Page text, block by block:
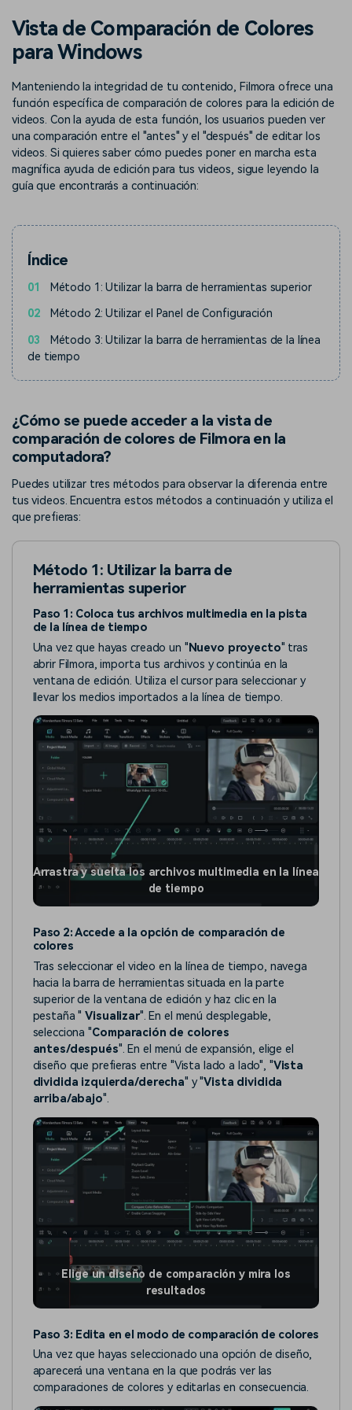
Inspírate con Filmora
Encuentra aquí lo que otros
Taller creativo
video
Centro de creadores
Muestra tu creatividad sin
límites con el Centro de
Plantillas en español
Explora las plantillas de video
editables diseñadas para
Afíliate
nivel empresarial
Soporte
Conocimiento
Vista de Comparación de Colores
para Windows
Manteniendo la integridad de tu contenido, Filmora ofrece una
función específica de comparación de colores para la edición de
videos. Con la ayuda de esta función, los usuarios pueden ver
una comparación entre el "antes" y el "después" de editar los
videos. Si quieres saber cómo puedes poner en marcha esta
magnífica ayuda de edición para tus videos, sigue leyendo la
guía que encontrarás a continuación:
Índice
01 Método 1: Utilizar la barra de herramientas superior
02 Método 2: Utilizar el Panel de Configuración
03
Método 3: Utilizar la barra de herramientas de la línea
de tiempo
¿Cómo se puede acceder a la vista de
comparación de colores de Filmora en la
computadora?
Puedes utilizar tres métodos para observar la diferencia entre
tus videos. Encuentra estos métodos a continuación y utiliza el
que prefieras:
Método 1: Utilizar la barra de
herramientas superior
Paso 1: Coloca tus archivos multimedia en la pista
de la línea de tiempo
Una vez que hayas creado un " Nuevo proyecto" tras
abrir Filmora, importa tus archivos y continúa en la
ventana de edición. Utiliza el cursor para seleccionar y
llevar los medios importados a la línea de tiempo.
Arrastra y suelta los archivos multimedia en la línea
de tiempo
Paso 2: Accede a la opción de comparación de
colores
Tras seleccionar el video en la línea de tiempo, navega
hacia la barra de herramientas situada en la parte
superior de la ventana de edición y haz clic en la
pestaña "Visualizar". En el menú desplegable,
selecciona "Comparación de colores
antes/después". En el menú de expansión, elige el
diseño que prefieras entre "Vista lado a lado", "Vista
dividida izquierda/derecha" y "Vista dividida
arriba/abajo".
Elige un diseño de comparación y mira los
resultados
Paso 3: Edita en el modo de comparación de colores
Una vez que hayas seleccionado una opción de diseño,
aparecerá una ventana en la que podrás ver las
comparaciones de colores y editarlas en consecuencia.